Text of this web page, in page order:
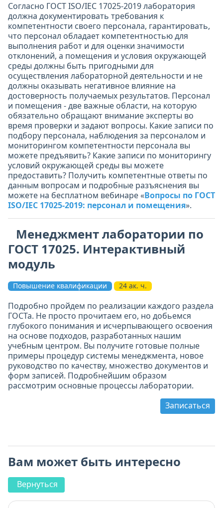
Согласно ГОСТ ISO/IEC 17025-2019 лаборатория
должна документировать требования к
компетентности своего персонала, гарантировать,
что персонал обладает компетентностью для
выполнения работ и для оценки значимости
отклонений, а помещения и условия окружающей
среды должны быть пригодными для
осуществления лабораторной деятельности и не
должны оказывать негативное влияние на
достоверность получаемых результатов. Персонал
и помещения - две важные области, на которую
обязательно обращают внимание эксперты во
время проверки и задают вопросы. Какие записи по
подбору персонала, наблюдения за персоналом и
мониторингом компетентности персонала вы
можете предъявить? Какие записи по мониторингу
условий окружающей среды вы можете
предоставить? Получить компетентные ответы по
данным вопросам и подробные разъяснения вы
можете на бесплатном вебинаре «Вопросы по ГОСТ
ISO/IEC 17025-2019: персонал и помещения».
Менеджмент лаборатории по
ГОСТ 17025. Интерактивный
модуль
Повышение квалификации 24 ак. ч.
Подробно пройдем по реализации каждого раздела
ГОСТа. Не просто прочитаем его, но добьемся
глубокого понимания и исчерпывающего освоения
на основе подходов, разработанных нашим
учебным центром. Вы получите готовые полные
примеры процедур системы менеджмента, новое
руководство по качеству, множество документов и
форм записей. Подробнейшим образом
рассмотрим основные процессы лаборатории.
Записаться
Вам может быть интересно
Вернуться